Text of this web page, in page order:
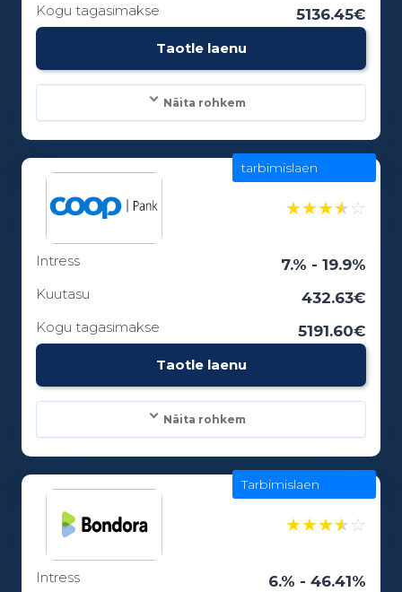
Kogu tagasimakse 5136.45€
Taotle laenu
Näita rohkem
Laenuperiood:
★★★★☆
Intress 7.% - 19.9%
Kuutasu 432.63€
Kogu tagasimakse 5191.60€
Taotle laenu
tarbimislaen
Näita rohkem
Laenuperiood:
★★★★☆
Intress 6.% - 46.41%
Tarbimislaen